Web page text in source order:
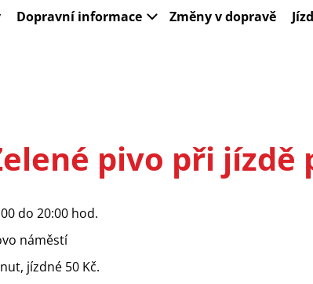
Dopravní informace Změny v dopravě
pivo při jízdě
do 20:00 hod.
náměstí
jízdné 50 Kč.